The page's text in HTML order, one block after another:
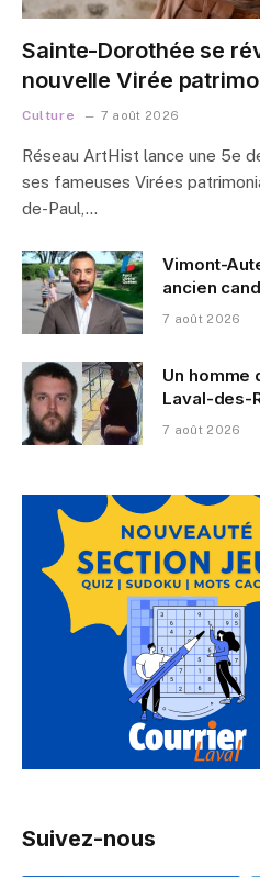
Sainte-Dorothée se
nouvelle Virée
Culture 7 août 2026
Réseau ArtHist lance une 5e
ses fameuses Virées
de-Paul,…
Vimont-
ancien
7 août 2026
Un homme
Laval-des-
7 août 2026
Suivez-nous